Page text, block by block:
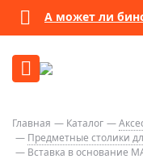
А может ли
Главная Каталог
Предметные столики
Вставка в основание